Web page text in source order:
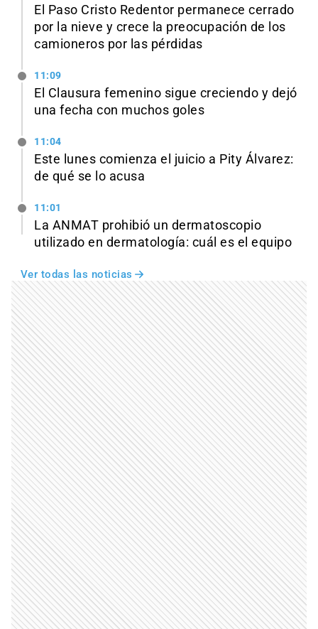
El Paso Cristo Redentor permanece cerrado
por la nieve y crece la preocupación de los
camioneros por las pérdidas
11:09
El Clausura femenino sigue creciendo y dejó
una fecha con muchos goles
11:04
Este lunes comienza el juicio a Pity Álvarez:
de qué se lo acusa
11:01
La ANMAT prohibió un dermatoscopio
utilizado en dermatología: cuál es el equipo
Ver todas las noticias